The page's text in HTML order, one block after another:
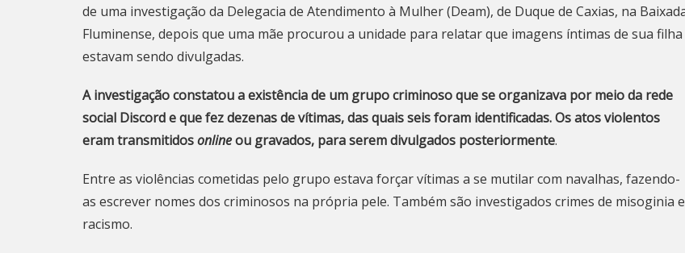
de uma investigação da Delegacia de Atendimento à Mulher (Deam), de Duque de Caxias, na
Fluminense, depois que uma mãe procurou a unidade para relatar que imagens íntimas de sua filha
estavam sendo divulgadas.
A investigação constatou a existência de um grupo criminoso que se organizava por meio da rede
social Discord e que fez dezenas de vítimas, das quais seis foram identificadas. Os atos violentos
eram transmitidosonlineou gravados, para serem divulgados posteriormente.
Entre as violências cometidas pelo grupo estava forçar vítimas a se mutilar com navalhas, fazendo-
as escrever nomes dos criminosos na própria pele. Também são investigados crimes de misoginia e
racismo.